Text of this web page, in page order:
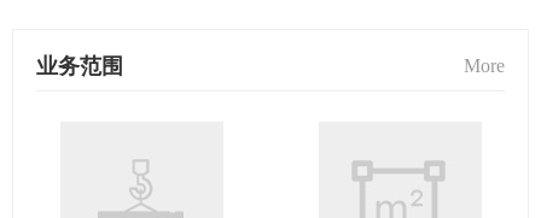
业务范围 More